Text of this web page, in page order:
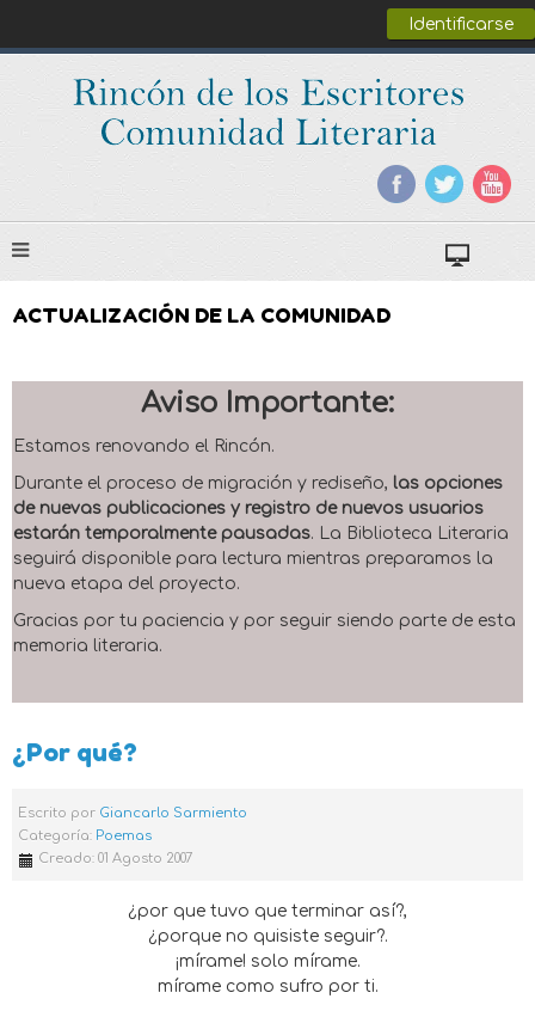
Identificarse
ACTUALIZACIÓN DE LA COMUNIDAD
Aviso Importante:
Estamos renovando el Rincón.
Durante el proceso de migración y rediseño, las opciones
de nuevas publicaciones y registro de nuevos usuarios
estarán temporalmente pausadas. La Biblioteca Literaria
seguirá disponible para lectura mientras preparamos la
nueva etapa del proyecto.
Gracias por tu paciencia y por seguir siendo parte de esta
memoria literaria.
¿Por qué?
Escrito por Giancarlo Sarmiento
Categoría: Poemas
Creado: 01 Agosto 2007
¿por que tuvo que terminar así?,
¿porque no quisiste seguir?.
¡mírame! solo mírame.
mírame como sufro por ti.